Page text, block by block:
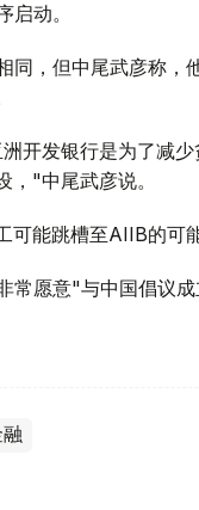
动。
同，但中尾武彦称
开发银行是为了减
，"中尾武彦说。
能跳槽至AIIB的可能
常愿意"与中国倡议